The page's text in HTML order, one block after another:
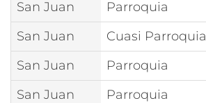
San Juan
Parroquia
San Juan
Cuasi Parroquia
San Juan
Parroquia
San Juan
Parroquia